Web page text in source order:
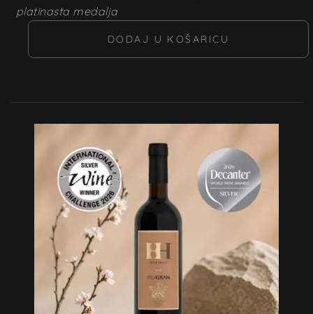
platinasta medalja
DODAJ U KOŠARICU